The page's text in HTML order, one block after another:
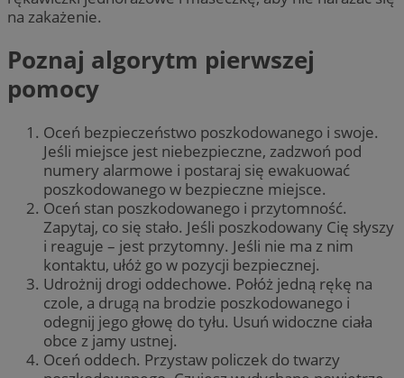
na zakażenie.
Poznaj algorytm pierwszej
pomocy
Oceń bezpieczeństwo poszkodowanego i swoje.
Jeśli miejsce jest niebezpieczne, zadzwoń pod
numery alarmowe i postaraj się ewakuować
poszkodowanego w bezpieczne miejsce.
Oceń stan poszkodowanego i przytomność.
Zapytaj, co się stało. Jeśli poszkodowany Cię słyszy
i reaguje – jest przytomny. Jeśli nie ma z nim
kontaktu, ułóż go w pozycji bezpiecznej.
Udrożnij drogi oddechowe. Połóż jedną rękę na
czole, a drugą na brodzie poszkodowanego i
odegnij jego głowę do tyłu. Usuń widoczne ciała
obce z jamy ustnej.
Oceń oddech. Przystaw policzek do twarzy